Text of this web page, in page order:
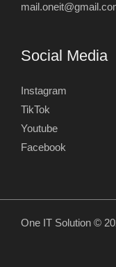
Social Media
Instagram
TikTok
Youtube
Facebook
One IT Solution ©